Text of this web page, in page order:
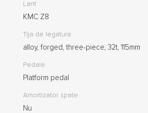
Lant
KMC Z8
Tija de legatura
alloy, forged, three-piece, 32t, 115mm
Pedale
Platform pedal
Amortizator spate
Nu